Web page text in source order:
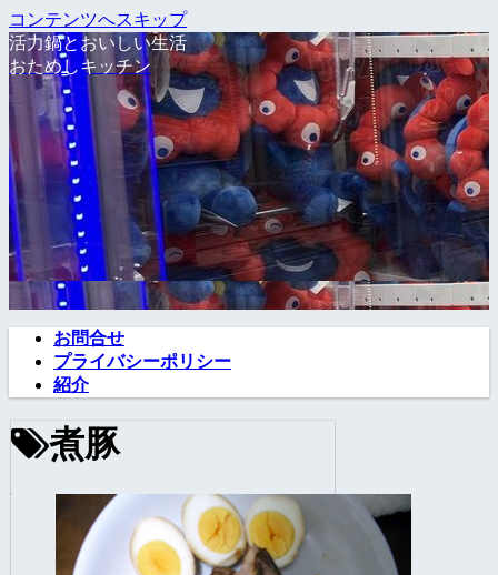
コンテンツへスキップ
活力鍋とおいしい生活
おためしキッチン
お問合せ
プライバシーポリシー
紹介
煮豚